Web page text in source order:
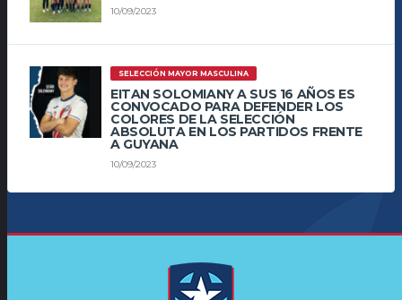
10/09/2023
SELECCIÓN MAYOR MASCULINA
EITAN SOLOMIANY A SUS 16 AÑOS ES
CONVOCADO PARA DEFENDER LOS
COLORES DE LA SELECCIÓN
ABSOLUTA EN LOS PARTIDOS FRENTE
A GUYANA
10/09/2023